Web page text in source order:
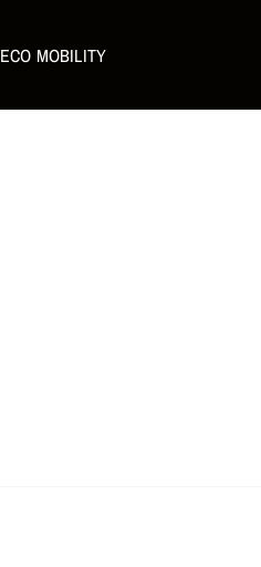
ECO MOBILITY